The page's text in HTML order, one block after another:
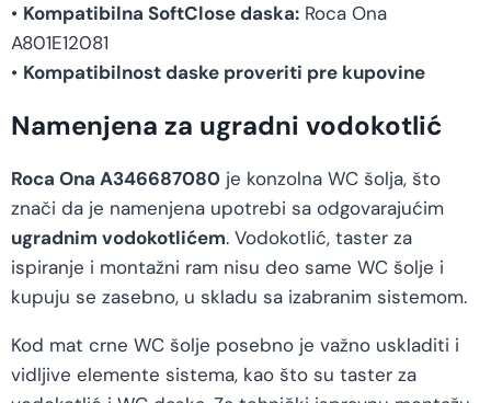
• Kompatibilna SoftClose daska: Roca Ona
A801E12081
• Kompatibilnost daske proveriti pre kupovine
Namenjena za ugradni vodokotlić
Roca Ona A346687080 je konzolna WC šolja, što
znači da je namenjena upotrebi sa odgovarajućim
ugradnim vodokotlićem. Vodokotlić, taster za
ispiranje i montažni ram nisu deo same WC šolje i
kupuju se zasebno, u skladu sa izabranim sistemom.
Kod mat crne WC šolje posebno je važno uskladiti i
vidljive elemente sistema, kao što su taster za